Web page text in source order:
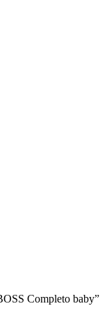
Completo baby”